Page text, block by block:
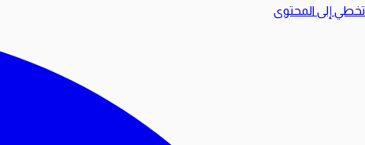
تخطي إلى المحتوى